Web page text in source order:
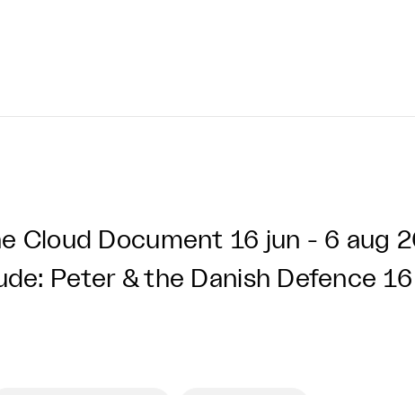
Cloud Document 16 jun - 6 aug
Peter & the Danish Defence